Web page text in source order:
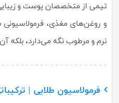
تیمی از متخصصان پوست و
و روغن‌های مغذی، فرمولاسیونی
نرم و مرطوب نگه می‌دارد، بلکه
فرمولاسیون طلایی |